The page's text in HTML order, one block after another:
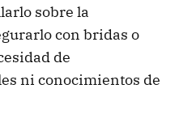
sobre la
con bridas o
de
ni conocimientos de